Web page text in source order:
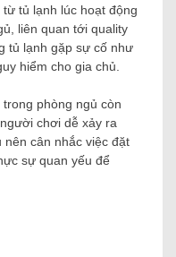
tủ lạnh lúc hoạt động
liên quan tới quality
tủ lạnh gặp sự cố như
hiểm cho gia chủ.
phòng ngủ còn
chơi dễ xảy ra
nên cân nhắc việc đặt
sự quan yếu để